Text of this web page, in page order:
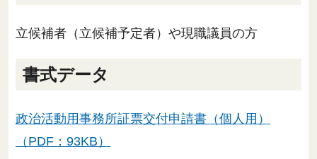
立候補者（立候補予定者）や現職議員の方
書式データ
政治活動用事務所証票交付申請書（個人用）
（PDF：93KB）